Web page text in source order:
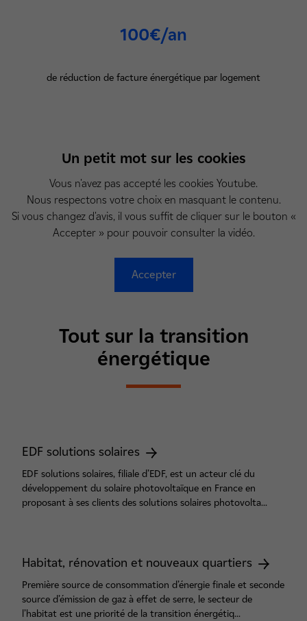
100€/an
de réduction de facture énergétique par logement
Un petit mot sur les cookies
Vous n'avez pas accepté les cookies Youtube.
Nous respectons votre choix en masquant le contenu.
Si vous changez d'avis, il vous suffit de cliquer sur le bouton «
Accepter » pour pouvoir consulter la vidéo.
Accepter
Tout sur la transition
énergétique
EDF solutions solaires
EDF solutions solaires, filiale d’EDF, est un acteur clé du
développement du solaire photovoltaïque en France en
proposant à ses clients des solutions solaires photovolta...
Habitat, rénovation et nouveaux quartiers
Première source de consommation d’énergie finale et seconde
source d’émission de gaz à effet de serre, le secteur de
l’habitat est une priorité de la transition énergétiq...